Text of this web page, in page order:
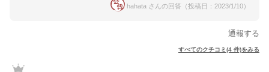
hahata さんの回答（投稿日：2023/1/10）
通報する
すべてのクチコミ(4 件)をみる